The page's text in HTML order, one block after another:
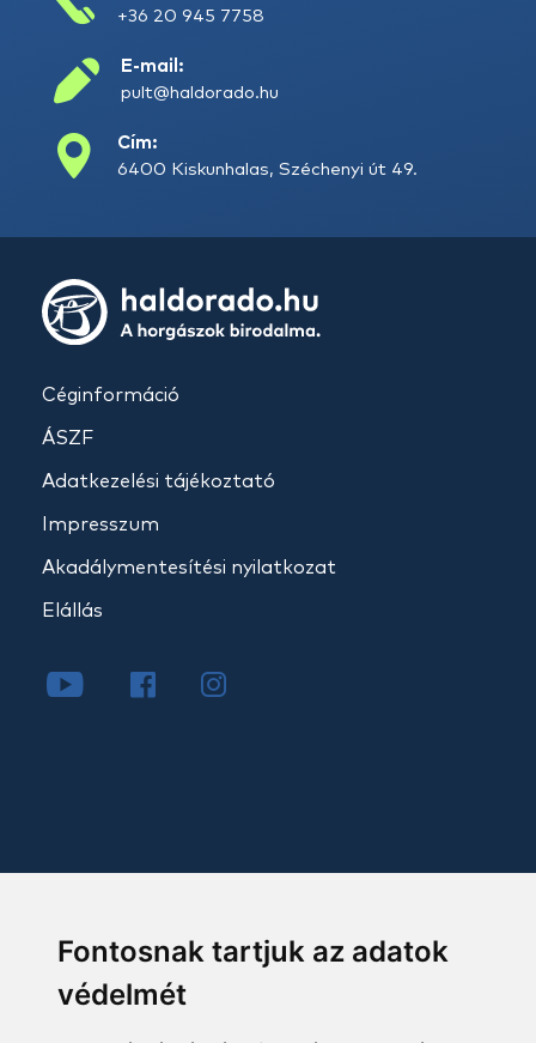
Fontosnak tartjuk az adatok
védelmét
+36 20 945 7758
E-mail:
pult@haldorado.hu
Cím:
6400 Kiskunhalas, Széchenyi út 49.
Céginformáció
ÁSZF
Adatkezelési tájékoztató
Impresszum
Akadálymentesítési nyilatkozat
Elállás